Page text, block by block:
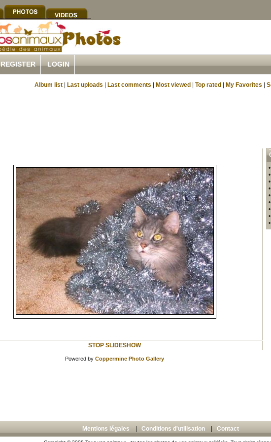
REGISTER LOGIN
Album list Last uploads Last comments Most viewed Top rated My Favorites
STOP SLIDESHOW
Powered by Coppermine Photo Gallery
•
•
•
•
Mentions légales Conditions d'utilisation Contact